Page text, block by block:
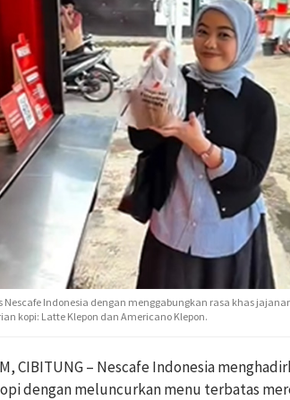
Nescafe Indonesia dengan menggabungkan rasa khas
kopi: Latte Klepon dan Americano Klepon.
CIBITUNG – Nescafe Indonesia
dengan meluncurkan menu terbatas